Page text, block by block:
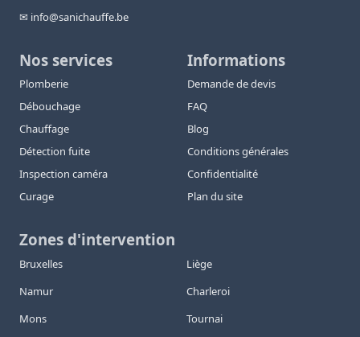
✉ info@sanichauffe.be
Nos services
Plomberie
Débouchage
Chauffage
Détection fuite
Inspection caméra
Curage
Informations
Demande de devis
FAQ
Blog
Conditions générales
Confidentialité
Plan du site
Zones d'intervention
Bruxelles
Liège
Namur
Charleroi
Mons
Tournai